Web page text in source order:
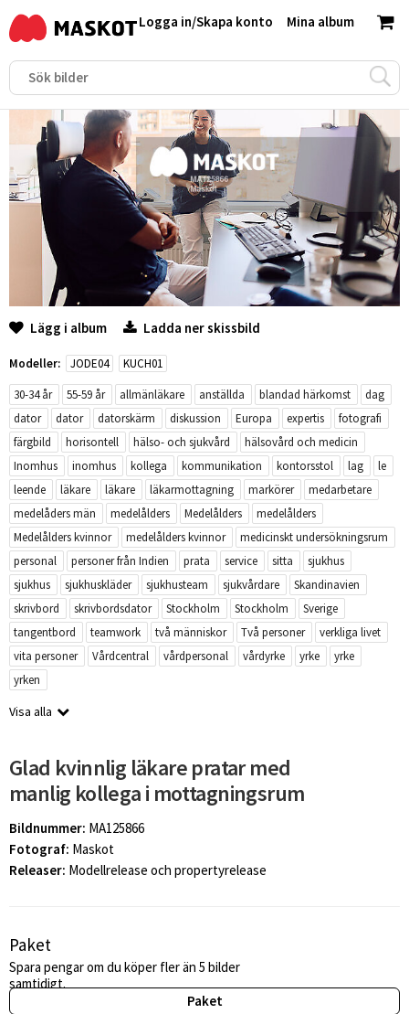
Mina album
Logga in/Skapa konto
Lägg i album Ladda ner skissbild
Modeller: JODE04
KUCH01
30-34 år
55-59 år allmänläkare anställda blandad härkomst
dag
dator
dator datorskärm diskussion Europa expertis
fotografi
färgbild
horisontell hälso- och sjukvård
hälsovård och medicin
Inomhus
inomhus kollega kommunikation kontorsstol lag
le
leende
läkare läkare läkarmottagning markörer
medarbetare
medelåders män
medelålders Medelålders
medelålders
Medelålders kvinnor
medelålders kvinnor
medicinskt undersökningsrum
personal
personer från Indien prata service sitta
sjukhus
sjukhus
sjukhuskläder sjukhusteam sjukvårdare
Skandinavien
skrivbord
skrivbordsdator Stockholm Stockholm
Sverige
tangentbord
teamwork två människor Två personer
verkliga livet
vita personer
Vårdcentral vårdpersonal vårdyrke yrke
yrke
yrken
Visa alla
Glad kvinnlig läkare pratar med
manlig kollega i mottagningsrum
Bildnummer: MA125866
Fotograf: Maskot
Releaser: Modellrelease och propertyrelease
Paket
Spara pengar om du köper fler än 5 bilder
samtidigt.
Paket